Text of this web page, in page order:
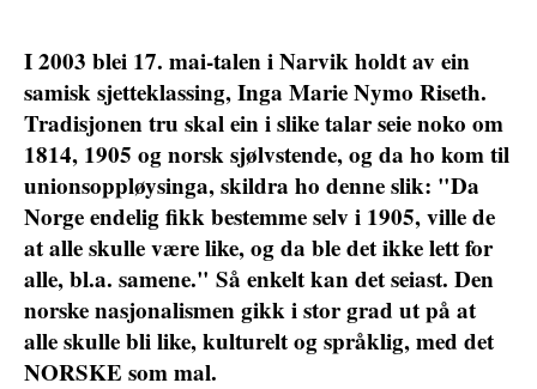
I 2003 blei 17. mai-talen i Narvik holdt av ein
samisk sjetteklassing, Inga Marie Nymo Riseth.
Tradisjonen tru skal ein i slike talar seie noko om
1814, 1905 og norsk sjølvstende, og da ho kom til
unionsoppløysinga, skildra ho denne slik: "Da
Norge endelig fikk bestemme selv i 1905, ville de
at alle skulle være like, og da ble det ikke lett for
alle, bl.a. samene." Så enkelt kan det seiast. Den
norske nasjonalismen gikk i stor grad ut på at
alle skulle bli like, kulturelt og språklig, med det
NORSKE som mal.